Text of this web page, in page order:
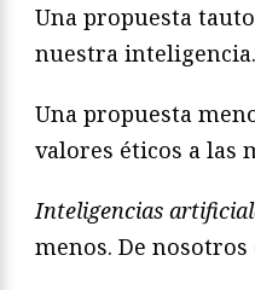
Una propuesta
nuestra inteligencia.
Una propuesta
valores éticos a las
Inteligencias
menos. De nosotros